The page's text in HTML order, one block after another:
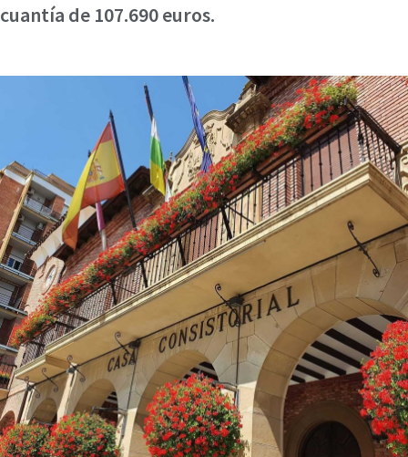
cuantía de 107.690 euros.